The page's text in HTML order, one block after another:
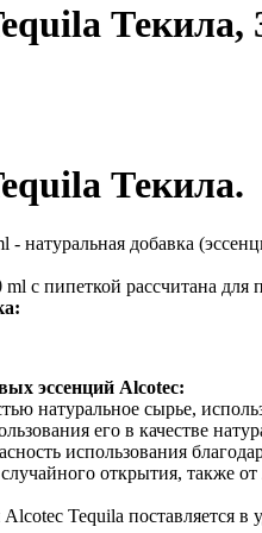
Текила,
Текила.
- натуральная добавка
с пипеткой рассчитана для
эссенций Alcotec:
натуральное сырье,
его в качестве
использования
открытия, также
Alcotec Tequila поставляется в